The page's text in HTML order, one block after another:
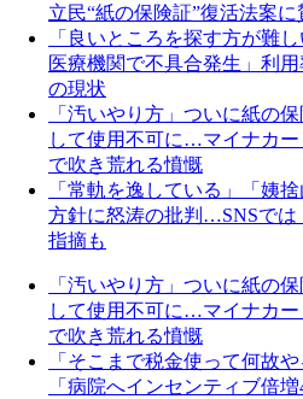
立民“紙の保険証”復活法案に
「良いところを探す方が難
医療機関で不具合発生」利
の現状
「汚いやり方」ついに紙の
して使用不可に…マイナカ
で吹き荒れる憤慨
「常軌を逸している」「姨
方針に怒涛の批判…SNSで
指摘も
「汚いやり方」ついに紙の
して使用不可に…マイナカ
で吹き荒れる憤慨
「そこまで税金使って何故
「病院へインセンティブ倍